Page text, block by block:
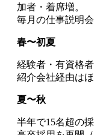
加者・着席増。
毎月の仕事説明
春〜初夏
経験者・有資格
紹介会社経由は
夏〜秋
半年で15名超の採